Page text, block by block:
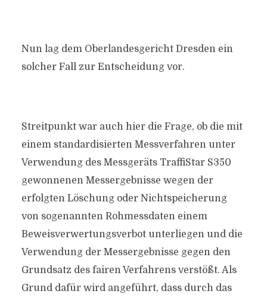
Nun lag dem Oberlandesgericht Dresden ein
solcher Fall zur Entscheidung vor.
Streitpunkt war auch hier die Frage, ob die mit
einem standardisierten Messverfahren unter
Verwendung des Messgeräts TraffiStar S350
gewonnenen Messergebnisse wegen der
erfolgten Löschung oder Nichtspeicherung
von sogenannten Rohmessdaten einem
Beweisverwertungsverbot unterliegen und die
Verwendung der Messergebnisse gegen den
Grundsatz des fairen Verfahrens verstößt. Als
Grund dafür wird angeführt, dass durch das